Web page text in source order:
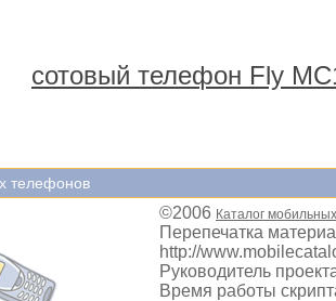
сотовый телефон Fly
телефонов
©2006 Каталог
Перепечатка
http://
Руководитель
Время работы